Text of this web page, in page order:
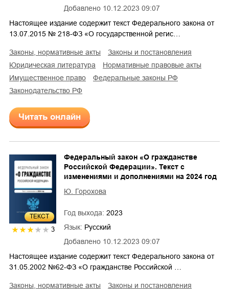
Добавлено 10.12.2023 09:07
Настоящее издание содержит текст Федерального закона от
13.07.2015 № 218-ФЗ «О государственной регис…
законы, нормативные акты
законы и постановления
юридическая литература
нормативные правовые акты
имущественное право
федеральные законы РФ
законодательство РФ
Читать онлайн
ТЕКСТ
3
Добавлено 10.12.2023 09:07
Федеральный закон «О гражданстве
Российской Федерации». Текст с
изменениями и дополнениями на 2024 год
Ю. Горохова
Год выхода: 2023
Язык: Русский
Настоящее издание содержит текст Федерального закона от
31.05.2002 №62-ФЗ «О гражданстве Российской …
законы, нормативные акты законы и постановления